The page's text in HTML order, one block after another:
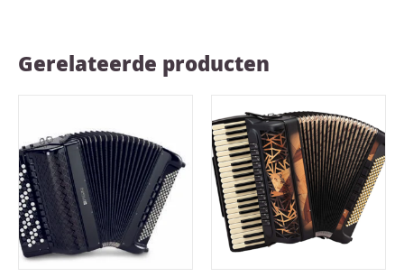
Gerelateerde producten